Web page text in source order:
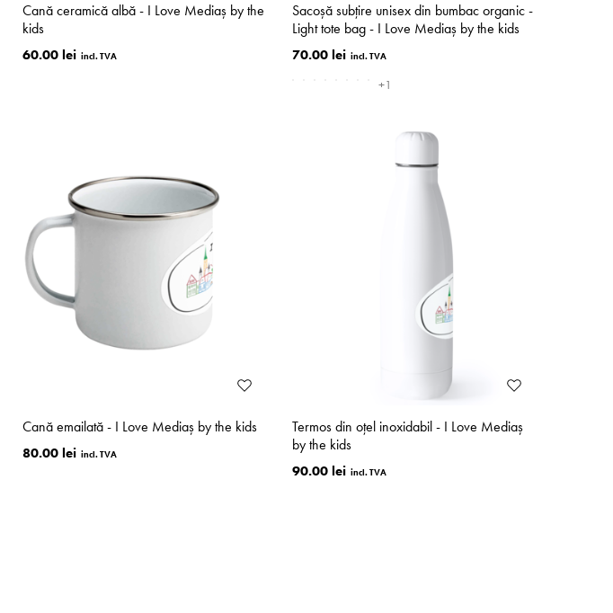
Cană ceramică albă - I Love Mediaș by the
kids
60.00 lei
Sacoșă subțire unisex din bumbac organic -
Light tote bag - I Love Mediaș by the kids
70.00 lei
+1
Cană emailată - I Love Mediaș by the kids
80.00 lei
Termos din oțel inoxidabil - I Love Mediaș
by the kids
90.00 lei